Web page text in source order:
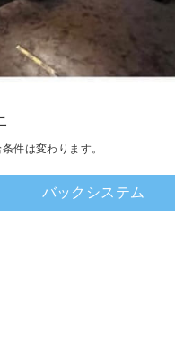
件は変わります。
バックシステム